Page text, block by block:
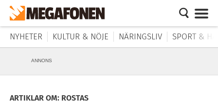
NYHETER KULTUR & NÖJE NÄRINGSLIV SPORT &
ANNONS
ARTIKLAR OM: ROSTAS